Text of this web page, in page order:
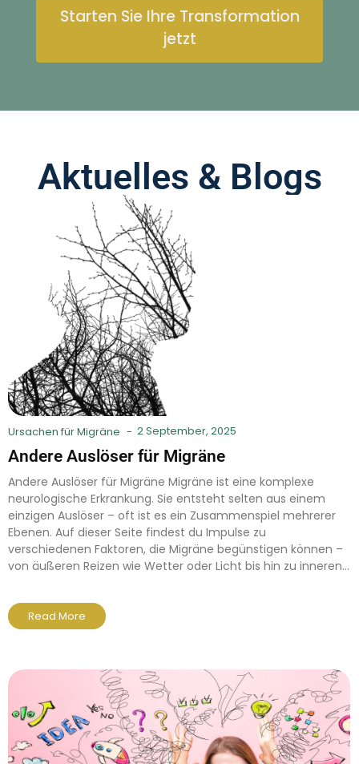
Starten Sie Ihre Transformation
jetzt
Aktuelles & Blogs
Ursachen für Migräne - 2 September, 2025
Andere Auslöser für Migräne
Andere Auslöser für Migräne Migräne ist eine komplexe
neurologische Erkrankung. Sie entsteht selten aus einem
einzigen Auslöser – oft ist es ein Zusammenspiel mehrerer
Ebenen. Auf dieser Seite findest du Impulse zu
verschiedenen Faktoren, die Migräne begünstigen können –
von äußeren Reizen wie Wetter oder Licht bis hin zu inneren...
Read More